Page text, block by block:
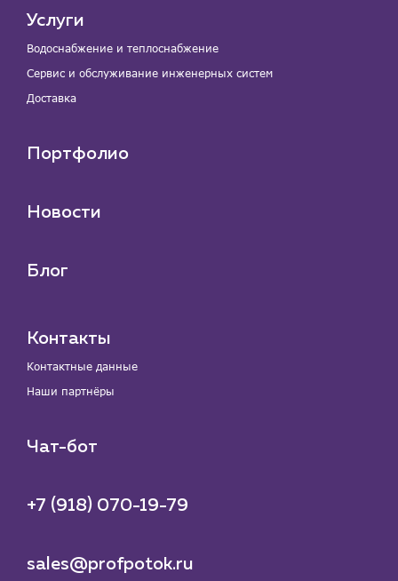
Услуги
Водоснабжение и теплоснабжение
Сервис и обслуживание инженерных систем
Доставка
Портфолио
Новости
Блог
Контакты
Контактные данные
Наши партнёры
Чат-бот
+7 (918) 070-19-79
sales@profpotok.ru